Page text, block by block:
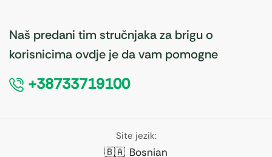
Naš predani tim stručnjaka za brigu o
korisnicima ovdje je da vam pomogne
+38733719100
Site jezik:
🇧🇦 Bosnian